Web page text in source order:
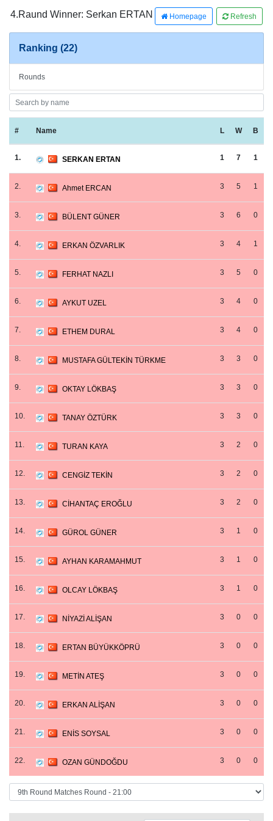
4.Raund Winner: Serkan ERTAN Homepage Refresh
Ranking (22)
Rounds
# Name L W B
1. SERKAN ERTAN 1 7 1
2. Ahmet ERCAN 3 5 1
3. BÜLENT GÜNER 3 6 0
4. ERKAN ÖZVARLIK 3 4 1
5. FERHAT NAZLI 3 5 0
6. AYKUT UZEL 3 4 0
7. ETHEM DURAL 3 4 0
8. MUSTAFA GÜLTEKİN TÜRKME 3 3 0
9. OKTAY LÖKBAŞ 3 3 0
10. TANAY ÖZTÜRK 3 3 0
11. TURAN KAYA 3 2 0
12. CENGİZ TEKİN 3 2 0
13. CİHANTAÇ EROĞLU 3 2 0
14. GÜROL GÜNER 3 1 0
15. AYHAN KARAMAHMUT 3 1 0
16. OLCAY LÖKBAŞ 3 1 0
17. NİYAZİ ALİŞAN 3 0 0
18. ERTAN BÜYÜKKÖPRÜ 3 0 0
19. METİN ATEŞ 3 0 0
20. ERKAN ALİŞAN 3 0 0
21. ENİS SOYSAL 3 0 0
22. OZAN GÜNDOĞDU 3 0 0